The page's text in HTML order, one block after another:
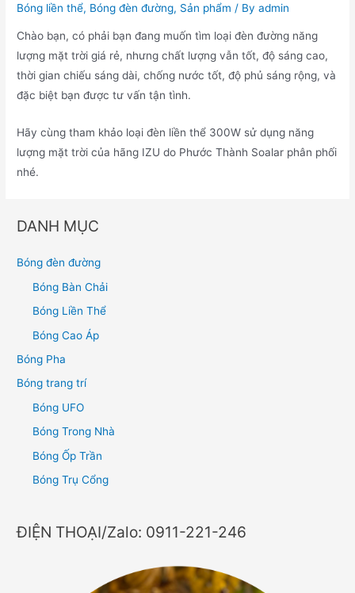
Bóng liền thể, Bóng đèn đường, Sản phẩm / Byadmin
Chào bạn, có phải bạn đang muốn tìm loại đèn đường năng
lượng mặt trời giá rẻ, nhưng chất lượng vẫn tốt, độ sáng cao,
thời gian chiếu sáng dài, chống nước tốt, độ phủ sáng rộng, và
đặc biệt bạn được tư vấn tận tình.
Hãy cùng tham khảo loại đèn liền thể 300W sử dụng năng
lượng mặt trời của hãng IZU do Phước Thành Soalar phân phối
nhé.
DANH MỤC
Bóng đèn đường
Bóng Bàn Chải
Bóng Liền Thể
Bóng Cao Áp
Bóng Pha
Bóng trang trí
Bóng UFO
Bóng Trong Nhà
Bóng Ốp Trần
Bóng Trụ Cổng
ĐIỆN THOẠI/Zalo: 0911-221-246